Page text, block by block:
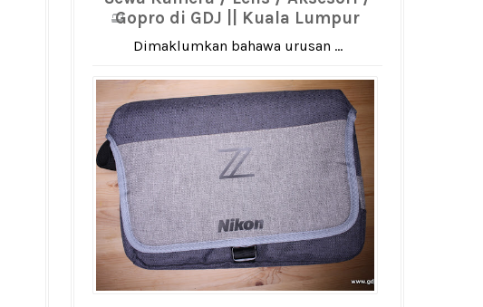
Gopro di GDJ || Kuala Lumpur
Dimaklumkan bahawa urusan ...